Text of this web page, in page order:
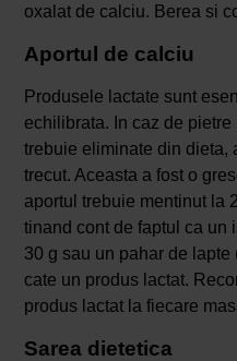
oxalat de calciu. Berea si
Aportul de calciu
Produsele lactate sunt
echilibrata. In caz de
trebuie eliminate din dieta,
trecut. Aceasta a fost o
aportul trebuie mentinut la
tinand cont de faptul ca un
30 g sau un pahar de
cate un produs lactat.
produs lactat la fiecare
Sarea dietetica